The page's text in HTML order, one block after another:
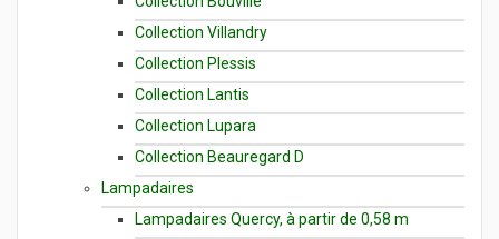
Collection Villandry
Collection Plessis
Collection Lantis
Collection Lupara
Collection Beauregard D
Lampadaires
Lampadaires Quercy, à partir de 0,58 m